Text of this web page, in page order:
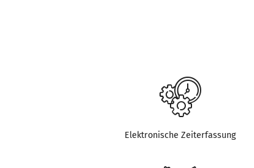
Elektronische Zeiterfassung